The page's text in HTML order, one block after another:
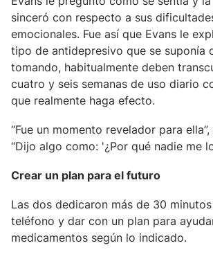
sinceró con respecto a sus
emocionales. Fue así que Evans le
tipo de antidepresivo que se suponía
tomando, habitualmente deben
cuatro y seis semanas de uso diario
que realmente haga efecto.
“Fue un momento revelador para
“Dijo algo como: '¿Por qué nadie me
Crear un plan para el futuro
Las dos dedicaron más de 30
teléfono y dar con un plan para
medicamentos según lo indicado.